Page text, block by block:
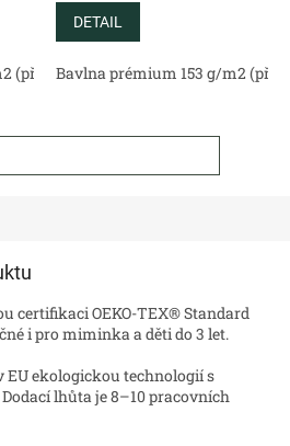
(přírodní) Bavlněný satén 130 g/
DETAIL
Bavlna prémium 153 g/m2
certifikaci OEKO-TEX® Standard
i pro miminka a děti do 3 let.
ekologickou technologií s
lhůta je 8–10 pracovních